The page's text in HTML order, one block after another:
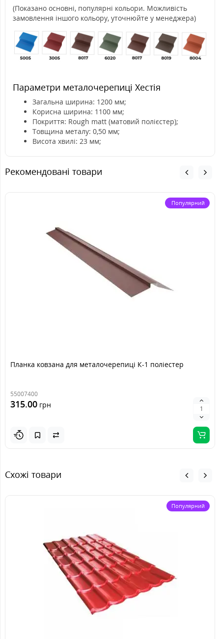
(Показано основні, популярні кольори. Можливість
замовлення іншого кольору, уточнюйте у менеджера)
Параметри металочерепиці Хестія
Загальна ширина: 1200 мм;
Корисна ширина: 1100 мм;
Покриття: Rough matt (матовий полієстер);
Товщина металу: 0,50 мм;
Висота хвилі: 23 мм;
Рекомендовані товари
Популярний
Планка ковзана для металочерепиці К-1 поліестер
55007400
315.00 грн
Схожі товари
Популярний